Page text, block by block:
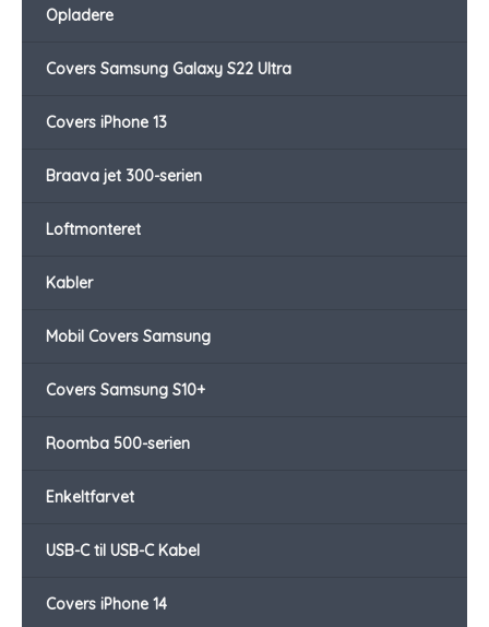
Opladere
Covers Samsung Galaxy S22 Ultra
Covers iPhone 13
Braava jet 300-serien
Loftmonteret
Kabler
Mobil Covers Samsung
Covers Samsung S10+
Roomba 500-serien
Enkeltfarvet
USB-C til USB-C Kabel
Covers iPhone 14